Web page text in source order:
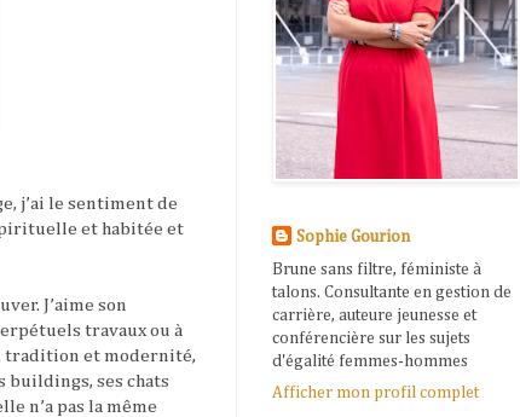
j’ai le sentiment de
et habitée et
J’aime son
travaux ou à
tradition et modernité,
buildings, ses chats
n’a pas la même
Sophie Gourion
Brune sans filtre, féministe à
talons. Consultante en gestion de
carrière, auteure jeunesse et
conférencière sur les sujets
d'égalité femmes-hommes
Afficher mon profil complet